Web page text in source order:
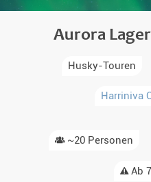
Aurora
Husky-Touren
Harriniva
~20 Personen
Ab